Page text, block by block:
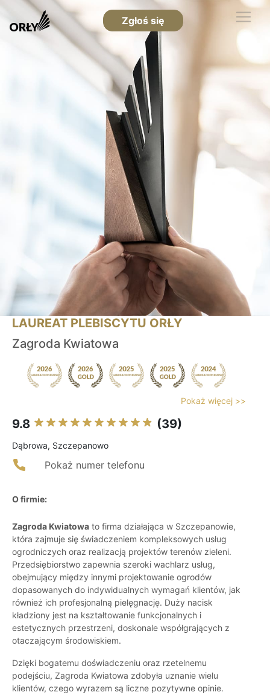
Zgłoś się
LAUREAT PLEBISCYTU ORŁY
Zagroda Kwiatowa
Pokaż więcej >>
9.8 (39)
Dąbrowa, Szczepanowo
Pokaż numer telefonu
O firmie:
Zagroda Kwiatowa to firma działająca w Szczepanowie,
która zajmuje się świadczeniem kompleksowych usług
ogrodniczych oraz realizacją projektów terenów zieleni.
Przedsiębiorstwo zapewnia szeroki wachlarz usług,
obejmujący między innymi projektowanie ogrodów
dopasowanych do indywidualnych wymagań klientów, jak
również ich profesjonalną pielęgnację. Duży nacisk
kładziony jest na kształtowanie funkcjonalnych i
estetycznych przestrzeni, doskonale współgrających z
otaczającym środowiskiem.
Dzięki bogatemu doświadczeniu oraz rzetelnemu
podejściu, Zagroda Kwiatowa zdobyła uznanie wielu
klientów, czego wyrazem są liczne pozytywne opinie.